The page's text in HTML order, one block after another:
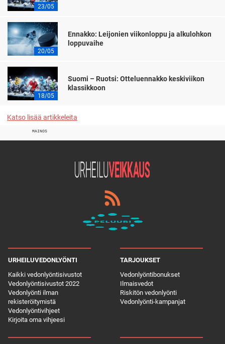
23/05
20/05
Ennakko: Leijonien viikonloppu ja alkulohkon
loppuvaihe
18/05
Suomi – Ruotsi: Otteluennakko keskiviikon
klassikkoon
Katso lisää artikkeleita
MAINOS
URHEILUVEDONLYÖNTI
Kaikki vedonlyöntisivustot
Vedonlyöntisivustot 2022
Vedonlyönti ilman
rekisteröitymistä
Vedonlyöntivihjeet
Kirjoita oma vihjeesi
TARJOUKSET
Vedonlyöntibonukset
Ilmaisvedot
Riskitön vedonlyönti
Vedonlyönti-kampanjat